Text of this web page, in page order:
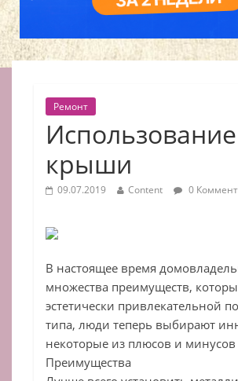
Ремонт
крыши
09.07.2019 Content 0
В настоящее время
множества преимуществ,
эстетически привлекательной по
типа, люди теперь выбирают
некоторые из плюсов и минусов
Преимущества